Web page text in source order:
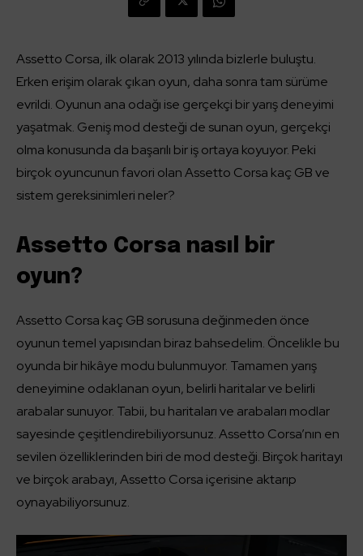
Assetto Corsa, ilk olarak 2013 yılında bizlerle buluştu.
Erken erişim olarak çıkan oyun, daha sonra tam sürüme
evrildi. Oyunun ana odağı ise gerçekçi bir yarış deneyimi
yaşatmak. Geniş mod desteği de sunan oyun, gerçekçi
olma konusunda da başarılı bir iş ortaya koyuyor. Peki
birçok oyuncunun favori olan Assetto Corsa kaç GB ve
sistem gereksinimleri neler?
Assetto Corsa nasıl bir
oyun?
Assetto Corsa kaç GB sorusuna değinmeden önce
oyunun temel yapısından biraz bahsedelim. Öncelikle bu
oyunda bir hikâye modu bulunmuyor. Tamamen yarış
deneyimine odaklanan oyun, belirli haritalar ve belirli
arabalar sunuyor. Tabii, bu haritaları ve arabaları modlar
sayesinde çeşitlendirebiliyorsunuz. Assetto Corsa’nın en
sevilen özelliklerinden biri de mod desteği. Birçok haritayı
ve birçok arabayı, Assetto Corsa içerisine aktarıp
oynayabiliyorsunuz.